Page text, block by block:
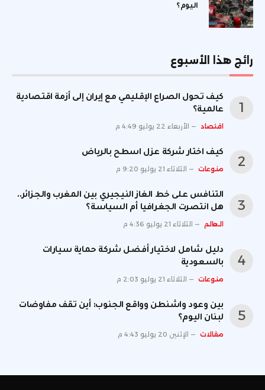
اليوم؟
رائج هذا الأسبوع
كيف تحول الصراع الإقليمي مع إيران إلى أزمة اقتصادية
عالمية؟
اقتصاد الأربعاء 22 يوليو 4:49 م
كيف اختار شركة عزل اسطح بالرياض
منوعات الثلاثاء 21 يوليو 9:20 م
التنافس على خط الغاز النيجيري بين المغرب والجزائر..
هل انتصرت الجغرافيا أم السياسة؟
العالم الثلاثاء 21 يوليو 4:36 م
دليل شامل لاختيار أفضل شركة حماية سيارات
بالسعودية
منوعات الثلاثاء 21 يوليو 2:03 م
بين وعود واشنطن وواقع الجنوب: أين تقف مفاوضات
لبنان اليوم؟
مقالات الإثنين 20 يوليو 4:43 م